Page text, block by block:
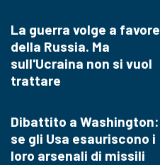
La guerra volge a favore
della Russia. Ma
sull'Ucraina non si vuol
trattare
Dibattito a Washington:
se gli Usa esauriscono i
loro arsenali di missili